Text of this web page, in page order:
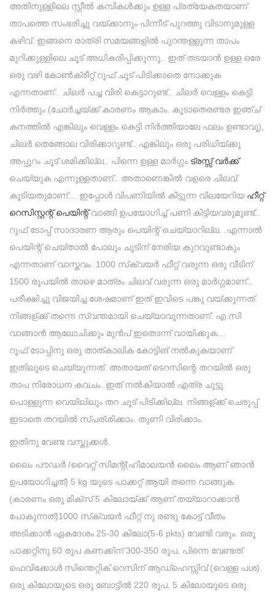
അതിനുള്ളിലെ സ്റ്റീൽ കമ്പികൾക്കും ഉള്ള പ്രത്യേകതയാണ്
താപത്തെ സംഭരിച്ചു വയ്ക്കാനും പിന്നീട് പുറത്തു വിടാനുമുള്ള
കഴിവ്. ഇങ്ങനെ രാത്രി സമയങ്ങളിൽ പുറന്തള്ളുന്ന താപം
മുറിക്കുള്ളിലെ ചൂട് അധികരിപ്പിക്കുന്നു.. ഇത് തടയാൻ ഉള്ള ഒരേ
ഒരു വഴി കോൺക്രീറ്റ് റൂഫ് ചൂട് പിടിക്കാതെ നോക്കുക
എന്നതാണ്.. ചിലർ പച്ച വിരി കെട്ടാറുണ്ട്.. ചിലർ വെള്ളം കെട്ടി
നിർത്തും (ചോർച്ചയ്ക്ക് കാരണം ആകാം. കൂടാതെരണ്ടര ഇഞ്ച്
കനത്തിൽ എങ്കിലും വെള്ളം കെട്ടി നിർത്തിയാലേ ഫലം ഉണ്ടാവൂ),
ചിലർ തെങ്ങോല വിരിക്കാറുണ്ട്.. എങ്കിലും ഒരു പരിധിയ്ക്കു
അപ്പുറം ചൂട് ശമിക്കില്ല.. പിന്നെ ഉള്ള മാർഗ്ഗം ട്രസ്സ് വർക്ക്
ചെയ്യുക എന്നുള്ളതാണ്.. അതാണെങ്കിൽ വളരെ ചിലവ്
കൂടിയതുമാണ്… ഇപ്പോൾ വിപണിയിൽ കിട്ടുന്ന വിലയേറിയ ഹീറ്റ്
റെസിസ്റ്റന്റ് പെയിന്റ്വാങ്ങി ഉപയോഗിച്ച് പണി കിട്ടിയവരുമുണ്ട്..
റൂഫ് ടോപ്പ് സാദാരണ ആരും പെയിന്റ് ചെയ്യാറില്ല. .എന്നാൽ
പെയിന്റ് ചെയ്‌താൽ പോലും ചൂടിന് നേരിയ കുറവുണ്ടാകും
എന്നതാണ് വാസ്തവം. 1000 സ്‌ക്വയർ ഫീറ്റ് വരുന്ന ഒരു വീടിന്
1500 രൂപയിൽ താഴെ മാത്രം ചിലവ്‌ വരുന്ന ഒരു മാർഗ്ഗമാണ്..
പരീക്ഷിച്ചു വിജയിച്ച ശേഷമാണ് ഇത് ഇവിടെ പങ്കു വയ്ക്കുന്നത്.
നിങ്ങള്ക്ക് തന്നെ സ്വന്തമായി ചെയ്യാവുന്നതാണ്. എ.സി
വാങ്ങാൻ ആലോചിക്കും മുൻപ് ഇതൊന്ന് വായിക്കുക…
റൂഫ് ടോപ്പിനു ഒരു താത്കാലിക കോട്ടിങ് നൽകുകയാണ്
ഇതിലൂടെ ചെയ്യുന്നത്. അതായത് ടെറസിന്റെ തറയിൽ ഒരു
താപ നിരോധന കവചം .ഇത് നൽകിയാൽ എത്ര ചുട്ടു
പൊള്ളുന്ന വെയിലിലും തറ ചൂട് പിടിക്കില്ല. നിങ്ങള്ക്ക് ചെരുപ്പ്
ഇടാതെ തറയിൽ സ്പര്ശിക്കാം. തുണി വിരിക്കാം.
ഇതിനു വേണ്ട വസ്തുക്കൾ.
ലൈം പൗഡർ /വൈറ്റ് സിമന്റ്(ഹിമാലയൻ ലൈം ആണ് ഞാൻ
ഉപയോഗിച്ചത്) 5 kg യുടെ പാക്കറ്റ് ആയി തന്നെ വാങ്ങുക.
(കാരണം ഒരു മിക്സ് 5 കിലോയ്ക്ക് ആണ് തയ്യാറാക്കാൻ
പോകുന്നത്)1000 സ്‌ക്വയർ ഫീറ്റ് നു രണ്ടു കോട്ട് വീതം
അടിക്കാൻ ഏകദേശം 25-30 കിലോ(5-6 pkts) വേണ്ടി വരും. ഒരു
പാക്കറ്റിനു 60 രൂപ കണക്കിന് 300-350 രൂപ. പിന്നെ വേണ്ടത്
ഫെവിക്കോൾ സിന്തെറ്റിക് റെസിന് ആഡ്ഹെസ്സിവ് (വെള്ള പശ).
ഒരു കിലോയുടെ ഒരു ബോട്ടിൽ 220 രൂപ. 5 കിലോയുടെ ഒരു